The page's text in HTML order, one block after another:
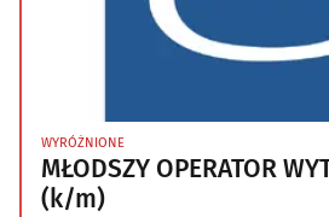
WYRÓŻNIONE
MŁODSZY OPERATOR
(k/m)